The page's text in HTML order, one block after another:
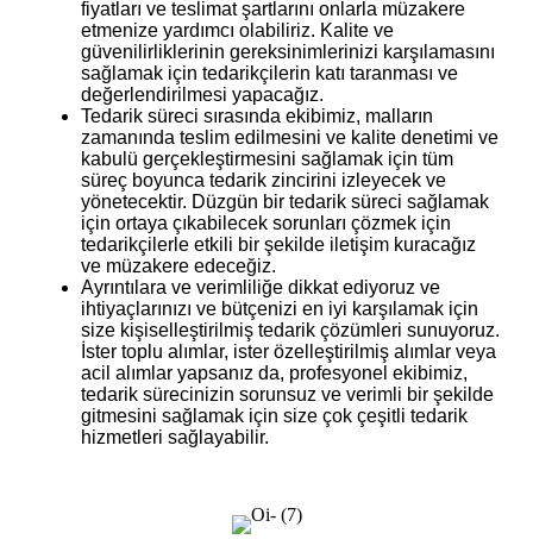
fiyatları ve teslimat şartlarını onlarla müzakere
etmenize yardımcı olabiliriz. Kalite ve
güvenilirliklerinin gereksinimlerinizi karşılamasını
sağlamak için tedarikçilerin katı taranması ve
değerlendirilmesi yapacağız.
Tedarik süreci sırasında ekibimiz, malların
zamanında teslim edilmesini ve kalite denetimi ve
kabulü gerçekleştirmesini sağlamak için tüm
süreç boyunca tedarik zincirini izleyecek ve
yönetecektir. Düzgün bir tedarik süreci sağlamak
için ortaya çıkabilecek sorunları çözmek için
tedarikçilerle etkili bir şekilde iletişim kuracağız
ve müzakere edeceğiz.
Ayrıntılara ve verimliliğe dikkat ediyoruz ve
ihtiyaçlarınızı ve bütçenizi en iyi karşılamak için
size kişiselleştirilmiş tedarik çözümleri sunuyoruz.
İster toplu alımlar, ister özelleştirilmiş alımlar veya
acil alımlar yapsanız da, profesyonel ekibimiz,
tedarik sürecinizin sorunsuz ve verimli bir şekilde
gitmesini sağlamak için size çok çeşitli tedarik
hizmetleri sağlayabilir.